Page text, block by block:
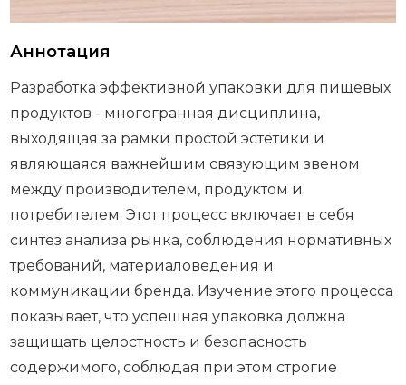
Аннотация
Разработка эффективной упаковки для пищевых
продуктов - многогранная дисциплина,
выходящая за рамки простой эстетики и
являющаяся важнейшим связующим звеном
между производителем, продуктом и
потребителем. Этот процесс включает в себя
синтез анализа рынка, соблюдения нормативных
требований, материаловедения и
коммуникации бренда. Изучение этого процесса
показывает, что успешная упаковка должна
защищать целостность и безопасность
содержимого, соблюдая при этом строгие